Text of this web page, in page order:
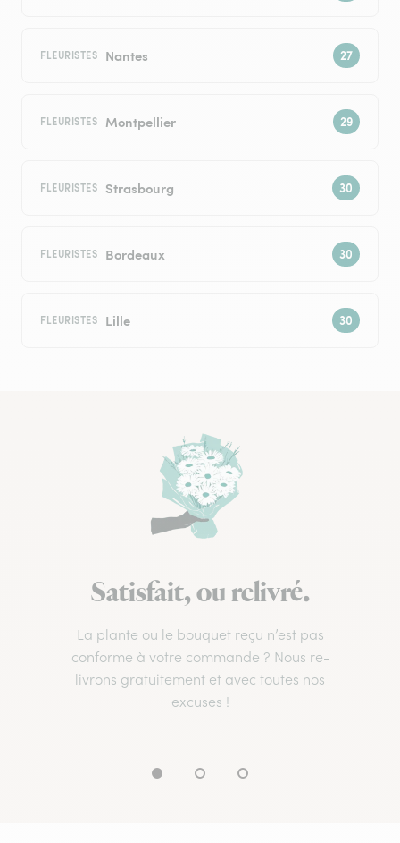
FLEURISTES Nantes
FLEURISTES Montpellier
FLEURISTES Strasbourg
FLEURISTES Bordeaux
FLEURISTES Lille
Satisfait, ou relivré.
La plante ou le bouquet reçu n’est pas
conforme à votre commande ? Nous re-
livrons gratuitement et avec toutes nos
excuses !